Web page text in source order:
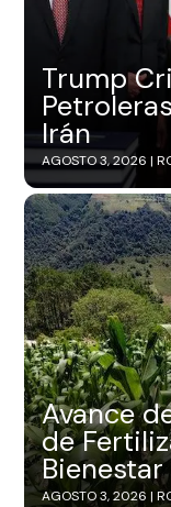
Trump
Irán
AGOSTO 3, 2026 |
Avance
de
Bienestar
AGOSTO 3, 2026 |